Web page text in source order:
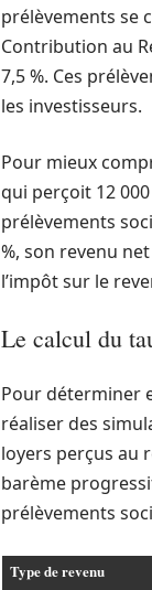
prélèvements se
Contribution au
7,5 %. Ces
les investisseurs.
Pour mieux
qui perçoit 12
prélèvements
%, son revenu
l’impôt sur le
Le calcul du
Pour déterminer
réaliser des
loyers perçus au
barème
prélèvements
Type de revenu